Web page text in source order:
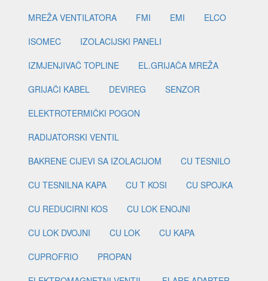
MREŽA VENTILATORA
FMI EMI
ELCO
ISOMEC
IZOLACIJSKI PANELI
IZMJENJIVAČ TOPLINE
EL.GRIJAČA MREŽA
GRIJAČI KABEL
DEVIREG
SENZOR
ELEKTROTERMIČKI POGON
RADIJATORSKI VENTIL
BAKRENE CIJEVI SA IZOLACIJOM
CU TESNILO
CU TESNILNA KAPA
CU T KOSI
CU SPOJKA
CU REDUCIRNI KOS
CU LOK ENOJNI
CU LOK DVOJNI
CU LOK
CU KAPA
CUPROFRIO
PROPAN